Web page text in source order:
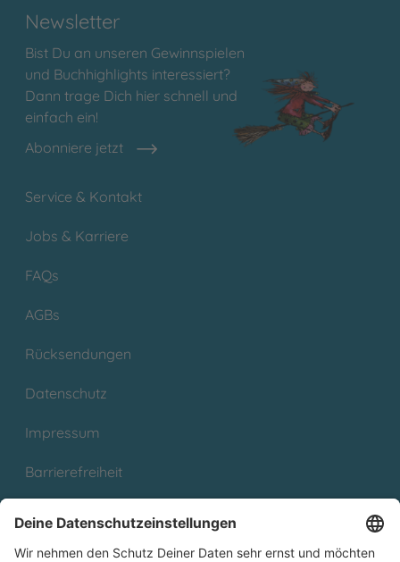
Newsletter
Bist Du an unseren Gewinnspielen
und Buchhighlights interessiert?
Dann trage Dich hier schnell und
einfach ein!
Abonniere jetzt
Service & Kontakt
Jobs & Karriere
FAQs
AGBs
Rücksendungen
Datenschutz
Impressum
Barrierefreiheit
Partnerprogramm (Affiliate)